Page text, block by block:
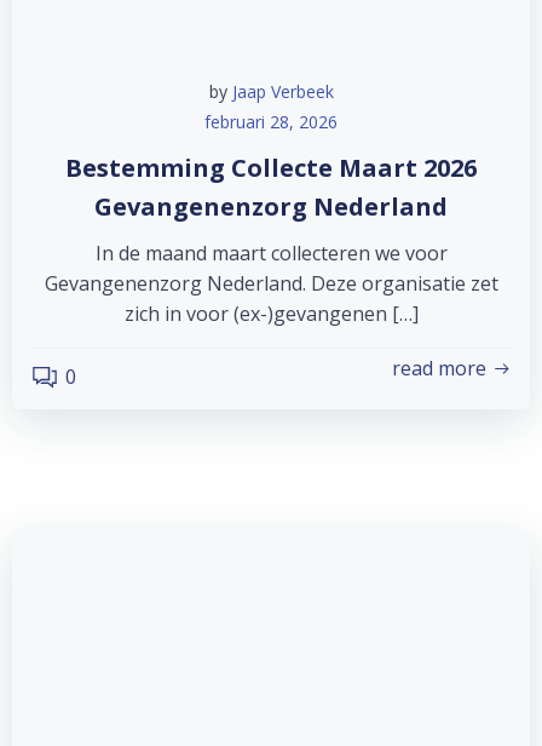
by Jaap Verbeek
februari 28, 2026
Bestemming Collecte Maart 2026
Gevangenenzorg Nederland
In de maand maart collecteren we voor
Gevangenenzorg Nederland. Deze organisatie zet
zich in voor (ex-)gevangenen […]
0 read more